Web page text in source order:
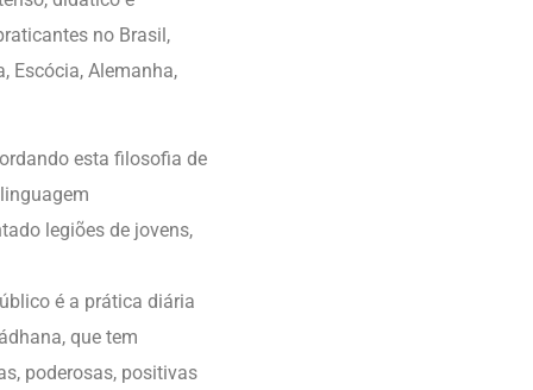
no Brasil,
Escócia, Alemanha,
esta filosofia de
legiões de jovens,
é a prática diária
que tem
poderosas, positivas